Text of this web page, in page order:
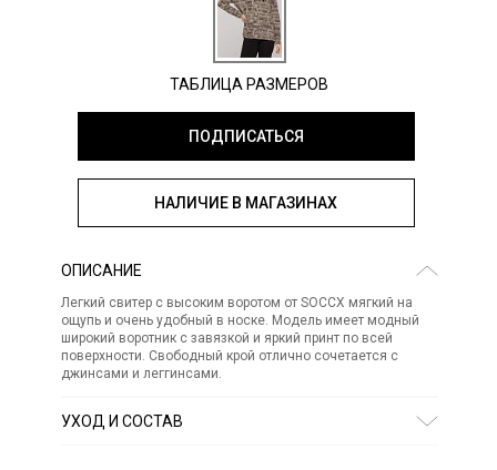
ТАБЛИЦА РАЗМЕРОВ
ПОДПИСАТЬСЯ
НАЛИЧИЕ В МАГАЗИНАХ
ОПИСАНИЕ
Легкий свитер с высоким воротом от SOCCX мягкий на
ощупь и очень удобный в носке. Модель имеет модный
широкий воротник с завязкой и яркий принт по всей
поверхности. Свободный крой отлично сочетается с
джинсами и леггинсами.
УХОД И СОСТАВ